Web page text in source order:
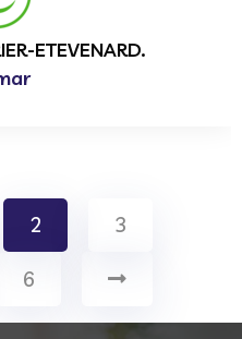
ETEVENARD.
2 3
6